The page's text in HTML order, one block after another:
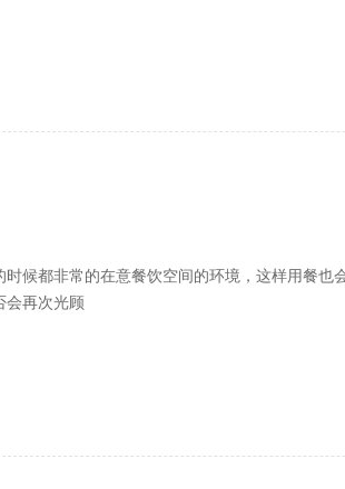
候都非常的在意餐饮空间的环境，这样用餐也
会再次光顾